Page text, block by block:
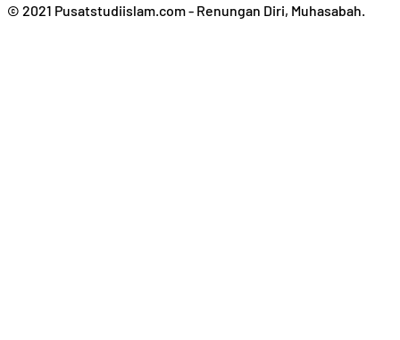
© 2021 Pusatstudiislam.com - Renungan Diri, Muhasabah.